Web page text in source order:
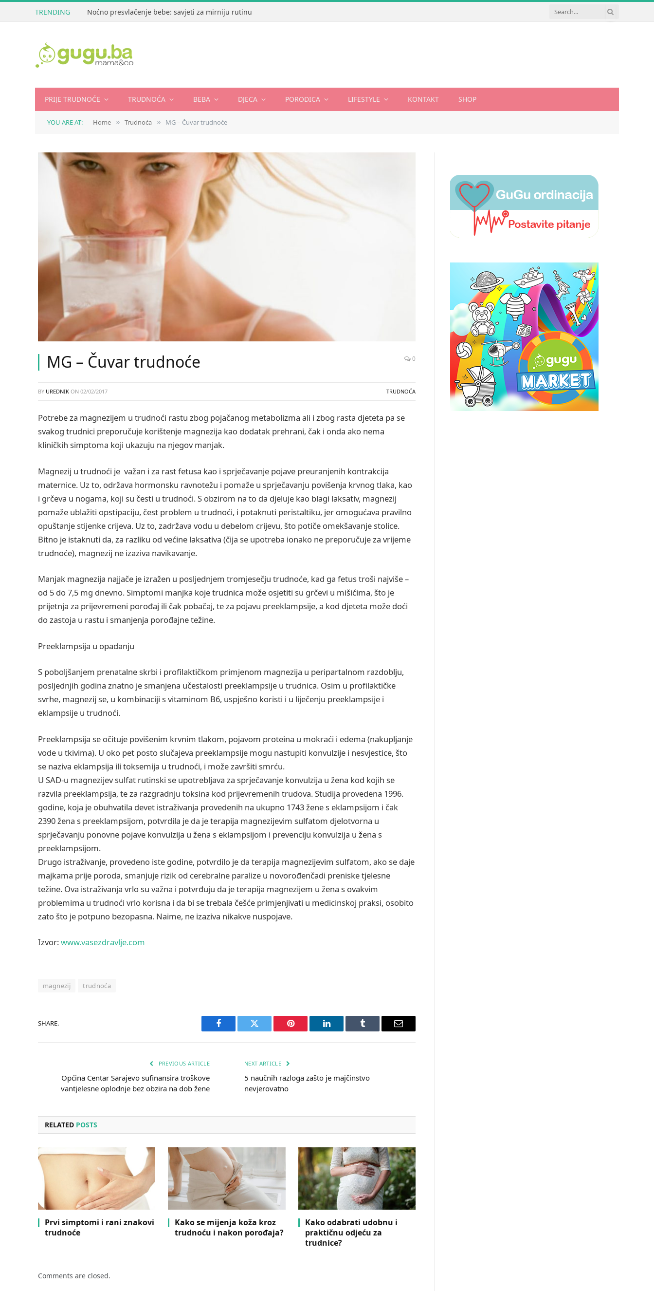
TRENDING Noćno presvlačenje bebe: savjeti za mirniju rutinu
PRIJE TRUDNOĆE TRUDNOĆA BEBA DJECA PORODICA LIFESTYLE KONTAKT SHOP
YOU ARE AT: Home » Trudnoća » MG – Čuvar trudnoće
MG – Čuvar trudnoće 0
BY UREDNIK ON 02/02/2017 TRUDNOĆA
Potrebe za magnezijem u trudnoći rastu zbog pojačanog metabolizma ali i zbog rasta djeteta pa se
svakog trudnici preporučuje korištenje magnezija kao dodatak prehrani, čak i onda ako nema
kliničkih simptoma koji ukazuju na njegov manjak.
Magnezij u trudnoći je važan i za rast fetusa kao i sprječavanje pojave preuranjenih kontrakcija
maternice. Uz to, održava hormonsku ravnotežu i pomaže u sprječavanju povišenja krvnog tlaka, kao
i grčeva u nogama, koji su česti u trudnoći. S obzirom na to da djeluje kao blagi laksativ, magnezij
pomaže ublažiti opstipaciju, čest problem u trudnoći, i potaknuti peristaltiku, jer omogućava pravilno
opuštanje stijenke crijeva. Uz to, zadržava vodu u debelom crijevu, što potiče omekšavanje stolice.
Bitno je istaknuti da, za razliku od većine laksativa (čija se upotreba ionako ne preporučuje za vrijeme
trudnoće), magnezij ne izaziva navikavanje.
Manjak magnezija najjače je izražen u posljednjem tromjesečju trudnoće, kad ga fetus troši najviše –
od 5 do 7,5 mg dnevno. Simptomi manjka koje trudnica može osjetiti su grčevi u mišićima, što je
prijetnja za prijevremeni porođaj ili čak pobačaj, te za pojavu preeklampsije, a kod djeteta može doći
do zastoja u rastu i smanjenja porođajne težine.
Preeklampsija u opadanju
S poboljšanjem prenatalne skrbi i profilaktičkom primjenom magnezija u peripartalnom razdoblju,
posljednjih godina znatno je smanjena učestalosti preeklampsije u trudnica. Osim u profilaktičke
svrhe, magnezij se, u kombinaciji s vitaminom B6, uspješno koristi i u liječenju preeklampsije i
eklampsije u trudnoći.
Preeklampsija se očituje povišenim krvnim tlakom, pojavom proteina u mokraći i edema (nakupljanje
vode u tkivima). U oko pet posto slučajeva preeklampsije mogu nastupiti konvulzije i nesvjestice, što
se naziva eklampsija ili toksemija u trudnoći, i može završiti smrću.
U SAD-u magnezijev sulfat rutinski se upotrebljava za sprječavanje konvulzija u žena kod kojih se
razvila preeklampsija, te za razgradnju toksina kod prijevremenih trudova. Studija provedena 1996.
godine, koja je obuhvatila devet istraživanja provedenih na ukupno 1743 žene s eklampsijom i čak
2390 žena s preeklampsijom, potvrdila je da je terapija magnezijevim sulfatom djelotvorna u
sprječavanju ponovne pojave konvulzija u žena s eklampsijom i prevenciju konvulzija u žena s
preeklampsijom.
Drugo istraživanje, provedeno iste godine, potvrdilo je da terapija magnezijevim sulfatom, ako se daje
majkama prije poroda, smanjuje rizik od cerebralne paralize u novorođenčadi preniske tjelesne
težine. Ova istraživanja vrlo su važna i potvrđuju da je terapija magnezijem u žena s ovakvim
problemima u trudnoći vrlo korisna i da bi se trebala češće primjenjivati u medicinskoj praksi, osobito
zato što je potpuno bezopasna. Naime, ne izaziva nikakve nuspojave.
Izvor:www.vasezdravlje.com
magnezij trudnoća
SHARE.
Facebook Twitter Pinterest LinkedIn Tumblr Email
PREVIOUS ARTICLE
Općina Centar Sarajevo sufinansira troškove
vantjelesne oplodnje bez obzira na dob žene
NEXT ARTICLE
5 naučnih razloga zašto je majčinstvo
nevjerovatno
RELATED POSTS
Prvi simptomi i rani znakovi
trudnoće
Kako se mijenja koža kroz
trudnoću i nakon porođaja?
Kako odabrati udobnu i
praktičnu odjeću za
trudnice?
Comments are closed.